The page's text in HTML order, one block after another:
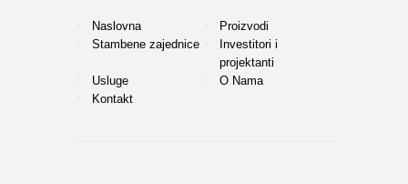
Naslovna
Proizvodi
Stambene zajednice
Investitori i
projektanti
Usluge
O Nama
Kontakt